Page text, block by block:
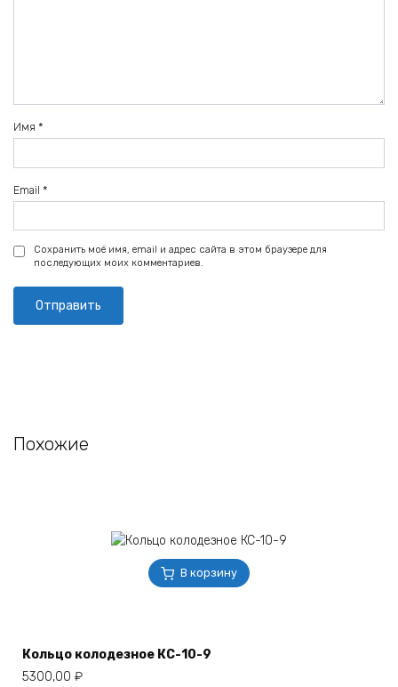
Имя *
Email *
Сохранить моё имя, email и адрес сайта в этом браузере для
последующих моих комментариев.
Похожие
В корзину
Кольцо колодезное КС-10-9
5300,00 ₽